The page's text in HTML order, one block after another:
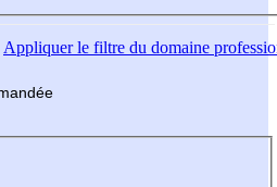
Appliquerle filtre du domaine